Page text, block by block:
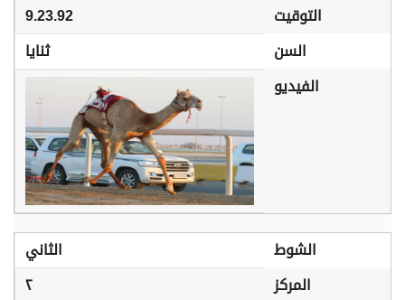
التوقيت
9.23.92
السن
ثنايا
الفيديو
الشوط
الثاني
المركز
٢